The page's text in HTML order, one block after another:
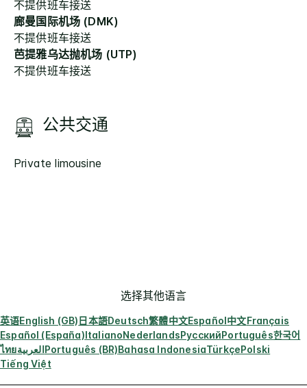
不提供班车接送
廊曼国际机场 (DMK)
不提供班车接送
芭提雅乌达抛机场 (UTP)
不提供班车接送
公共交通
Private limousine
选择其他语言
英语English (GB)日本語Deutsch繁體中文Español中文Français
Español (España)ItalianoNederlandsРусскийPortuguês한국어
ไทยالعربيةPortuguês (BR)Bahasa IndonesiaTürkçePolski
Tiếng Việt